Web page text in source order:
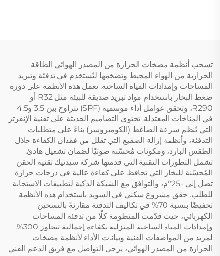
تسحب أنظمة مضخات الحرارة من المصدر الهوائي الطاقة
الحرارية من الهواء المحيط وتضخمها لتُستخدم في تدفئة وتبريد
المساحات وإمدادات المياه الساخنة. تعمل هذه الأنظمة على دورة
ضغط البخار باستخدام مواد تبريد صديقة للبيئة مثل R32 أو
R290، وتحقق عوامل أداء موسمية (SPF) تتراوح بين 3.5 و4.5
في المناخات المعتدلة. تحتوي التصاميم الحديثة على تقنية الإنفرتر
التي تُنظم سرعة الضاغط (الكومبروسر) بناءً على متطلبات
التدفئة، وأنظمة إزالة الصقيع التي تقلل من فقدان الكفاءة خلال
الطقس البارد، ومكونات مُحسّنة صوتيًا لضمان تشغيل هادئ.
تشمل التطورات التقنية التي قدمتها شركة سيدتيك تقنية الحقن
المُحسّنة للبخار التي تحافظ على كفاءة عالية في درجات حرارة
تصل إلى -25°م، والتوافق مع الشبكة الذكية لتطبيقات الاستجابة
للطلب. حقق مشروع سكني في السويد باستخدام هذه الأنظمة
تخفيضًا بنسبة 70% في تكاليف التدفئة مقارنةً بالتسخين
الكهربائي، حيث قدّمت المنظومة كلًا من تدفئة المساحات
وإمدادات المياه الساخنة المنزلية بكفاءة إجمالية تتجاوز 300%.
لمزيد من المواصفات الفنية وبيانات الأداء لأنظمة مضخات
الحرارة من المصدر الهوائي، يرجى التواصل مع فريق الدعم الفني